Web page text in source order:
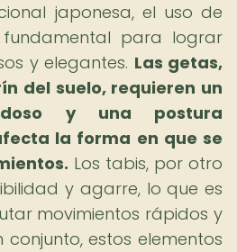
japonesa, el uso de
para lograr
y elegantes. Las getas,
del suelo, requieren un
y una postura
la forma en que se
Los tabis, por otro
y agarre, lo que es
movimientos rápidos y
conjunto, estos elementos